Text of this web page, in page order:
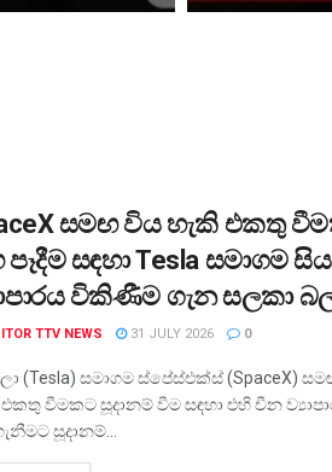
සමඟ විය හැකි එකතු
සඳහා Tesla සමාගම
විකිණීම ගැන සලකා
TTV NEWS 31 JULY 2026 0
(Tesla) සමාගම ස්පේස්එක්ස් (SpaceX)
වීමකට සූදානම් වීම සඳහා එහි චීන
සූදානම්...